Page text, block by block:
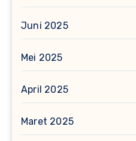
Juni 2025
Mei 2025
April 2025
Maret 2025